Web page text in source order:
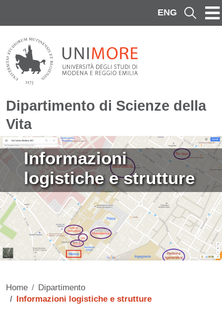
ENG Cerca
Dipartimento di Scienze della
Vita
Immagine
Informazioni
logistiche e strutture
Home
Dipartimento
Informazioni logistiche e strutture